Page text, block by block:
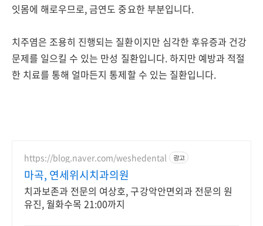
잇몸에 해로우므로, 금연도 중요한 부분입니다.
치주염은 조용히 진행되는 질환이지만 심각한 후유증과 건강
문제를 일으킬 수 있는 만성 질환입니다. 하지만 예방과 적절
한 치료를 통해 얼마든지 통제할 수 있는 질환입니다.
https://blog.naver.com/weshedental 광고
마곡, 연세위시치과의원
치과보존과 전문의 여상호, 구강악안면외과 전문의 원
유진, 월화수목 21:00까지